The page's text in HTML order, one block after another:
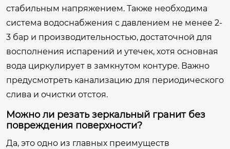
стабильным напряжением. Также необходима
система водоснабжения с давлением не менее 2-
3 бар и производительностью, достаточной для
восполнения испарений и утечек, хотя основная
вода циркулирует в замкнутом контуре. Важно
предусмотреть канализацию для периодического
слива и очистки отстоя.
Можно ли резать зеркальный гранит без
повреждения поверхности?
Да, это одно из главных преимуществ